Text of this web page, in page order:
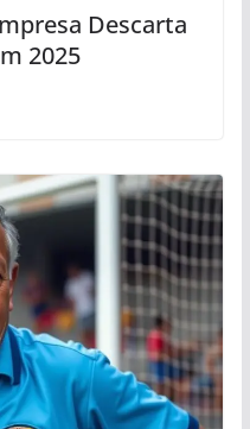
Descarta
2025